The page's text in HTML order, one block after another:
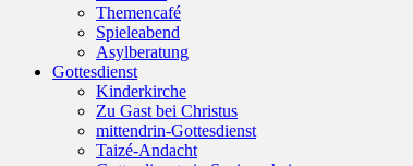
Themencafé
Spieleabend
Asylberatung
Gottesdienst
Kinderkirche
Zu Gast bei Christus
mittendrin-Gottesdienst
Taizé-Andacht